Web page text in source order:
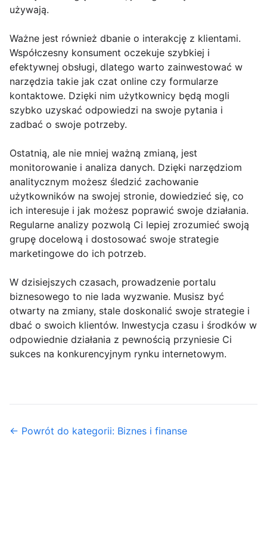
używają.
Ważne jest również dbanie o interakcję z klientami.
Współczesny konsument oczekuje szybkiej i
efektywnej obsługi, dlatego warto zainwestować w
narzędzia takie jak czat online czy formularze
kontaktowe. Dzięki nim użytkownicy będą mogli
szybko uzyskać odpowiedzi na swoje pytania i
zadbać o swoje potrzeby.
Ostatnią, ale nie mniej ważną zmianą, jest
monitorowanie i analiza danych. Dzięki narzędziom
analitycznym możesz śledzić zachowanie
użytkowników na swojej stronie, dowiedzieć się, co
ich interesuje i jak możesz poprawić swoje działania.
Regularne analizy pozwolą Ci lepiej zrozumieć swoją
grupę docelową i dostosować swoje strategie
marketingowe do ich potrzeb.
W dzisiejszych czasach, prowadzenie portalu
biznesowego to nie lada wyzwanie. Musisz być
otwarty na zmiany, stale doskonalić swoje strategie i
dbać o swoich klientów. Inwestycja czasu i środków w
odpowiednie działania z pewnością przyniesie Ci
sukces na konkurencyjnym rynku internetowym.
← Powrót do kategorii: Biznes i finanse